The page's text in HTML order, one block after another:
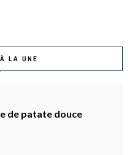
LA UNE
de patate douce